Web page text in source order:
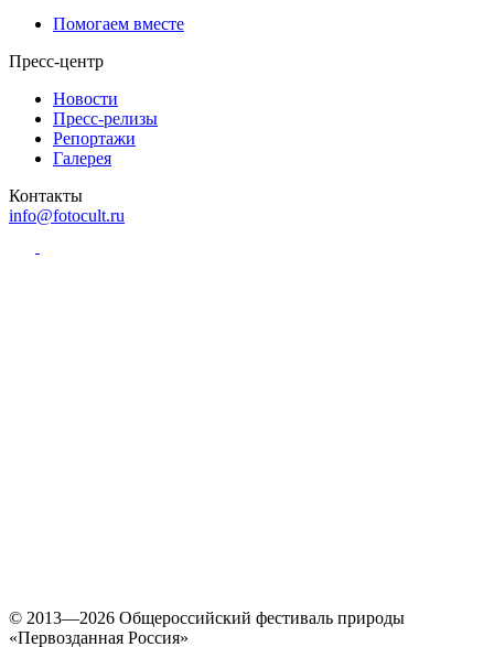
Помогаем вместе
Пресс-центр
Новости
Пресс-релизы
Репортажи
Галерея
Контакты
info@fotocult.ru
© 2013—2026 Общероссийский фестиваль природы
«Первозданная Россия»